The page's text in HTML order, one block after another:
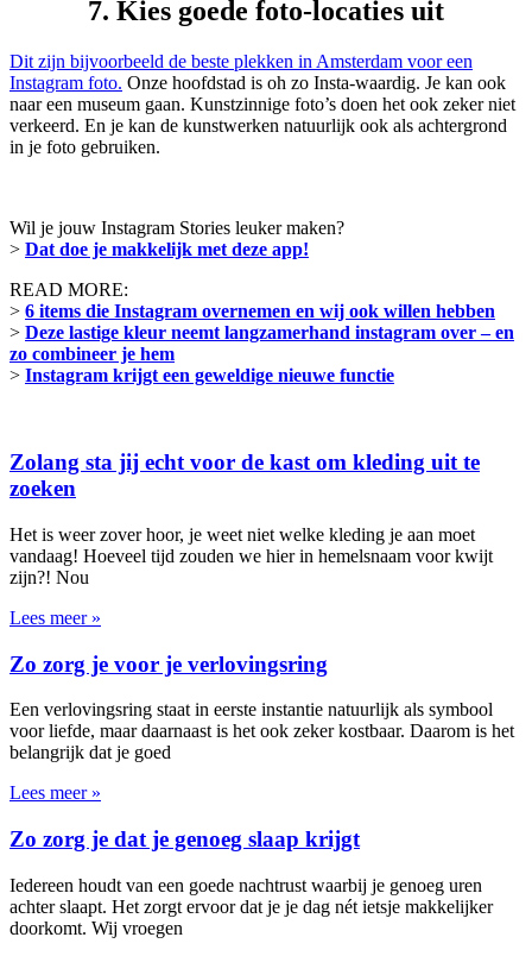
7. Kies goede foto-locaties uit
Dit zijn bijvoorbeeld de beste plekken in Amsterdam voor een
Instagram foto. Onze hoofdstad is oh zo Insta-waardig. Je kan ook
naar een museum gaan. Kunstzinnige foto’s doen het ook zeker niet
verkeerd. En je kan de kunstwerken natuurlijk ook als achtergrond
in je foto gebruiken.
Wil je jouw Instagram Stories leuker maken?
> Dat doe je makkelijk met deze app!
READ MORE:
> 6 items die Instagram overnemen en wij ook willen hebben
> Deze lastige kleur neemt langzamerhand instagram over – en
zo combineer je hem
> Instagram krijgt een geweldige nieuwe functie
Zolang sta jij echt voor de kast om kleding uit te
zoeken
Het is weer zover hoor, je weet niet welke kleding je aan moet
vandaag! Hoeveel tijd zouden we hier in hemelsnaam voor kwijt
zijn?! Nou
Lees meer »
Zo zorg je voor je verlovingsring
Een verlovingsring staat in eerste instantie natuurlijk als symbool
voor liefde, maar daarnaast is het ook zeker kostbaar. Daarom is het
belangrijk dat je goed
Lees meer »
Zo zorg je dat je genoeg slaap krijgt
Iedereen houdt van een goede nachtrust waarbij je genoeg uren
achter slaapt. Het zorgt ervoor dat je je dag nét ietsje makkelijker
doorkomt. Wij vroegen